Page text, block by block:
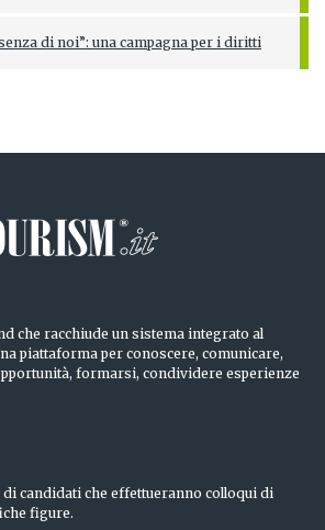
di noi”: una campagna per i diritti
che racchiude un sistema integrato al
piattaforma per conoscere, comunicare,
formarsi, condividere esperienze
di candidati che effettueranno colloqui di
figure.